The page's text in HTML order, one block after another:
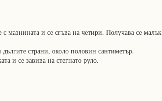
с мазнината и се сгъва на четири. Получава се малък
страни, около половин сантиметър.
и се завива на стегнато руло.